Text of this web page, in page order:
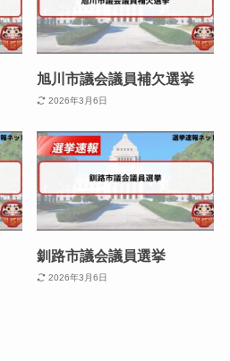
旭川市議会議員補欠選挙
2026年3月6日
釧路市議会議員選挙
2026年3月6日